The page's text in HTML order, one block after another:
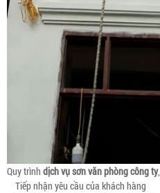
Quy trình dịch vụ sơn văn phòng công ty,
Tiếp nhận yêu cầu của khách hàng